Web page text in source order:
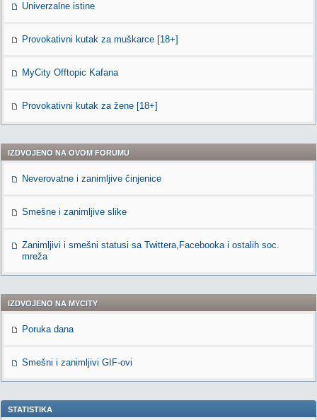
Univerzalne istine
Provokativni kutak za muškarce [18+]
MyCity Offtopic Kafana
Provokativni kutak za žene [18+]
IZDVOJENO NA OVOM FORUMU
Neverovatne i zanimljive činjenice
Smešne i zanimljive slike
Zanimljivi i smešni statusi sa Twittera,Facebooka i ostalih soc.
mreža
IZDVOJENO NA MYCITY
Poruka dana
Smešni i zanimljivi GIF-ovi
STATISTIKA